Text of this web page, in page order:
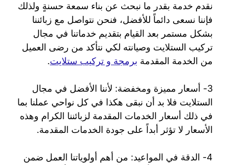
نقدم خدمة بقدر ما نبحث عن بناء سمعة حسنةٍ ولذلك
فإننا نسعى دائماً للأفضل، فنحن نتواصل مع زبائننا
بشكل مستمر بعد القيام بتقديم خدماتنا في مجال
تركيب الستلايت وصيانته لكي نتأكد من رضى العميل
من الخدمة المقدمة برمجة و تركيب ستلايت.
3- أسعار مميزة ومخفضة: لأننا الأفضل في مجال
الستلايت فلا بد أن نبقى هكذا في كل نواحي عملنا بما
في ذلك أسعار الخدمات المقدمة لزبائننا الكرام وهذه
الأسعار لا تؤثر أبداً على جودة الخدمات المقدمة.
4- الدقة في المواعيد: من أهم أولوياتنا العمل ضمن